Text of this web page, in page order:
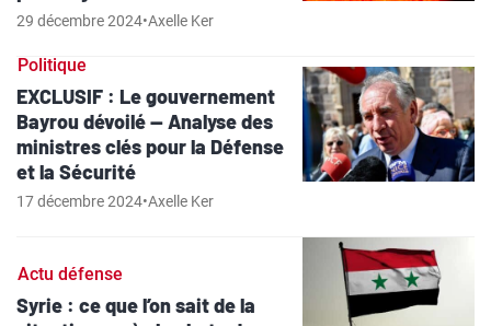
29 décembre 2024•Axelle Ker
Politique
EXCLUSIF : Le gouvernement
Bayrou dévoilé — Analyse des
ministres clés pour la Défense
et la Sécurité
17 décembre 2024•Axelle Ker
Actu défense
Syrie : ce que l’on sait de la